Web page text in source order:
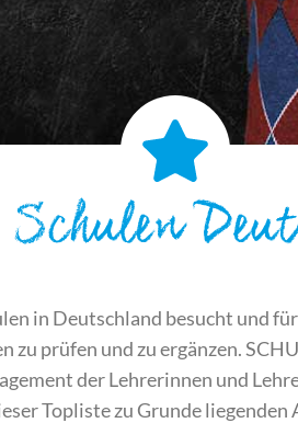
Schulen
in Deutschland besucht und
prüfen und zu ergänzen.
der Lehrerinnen und
Topliste zu Grunde liegenden